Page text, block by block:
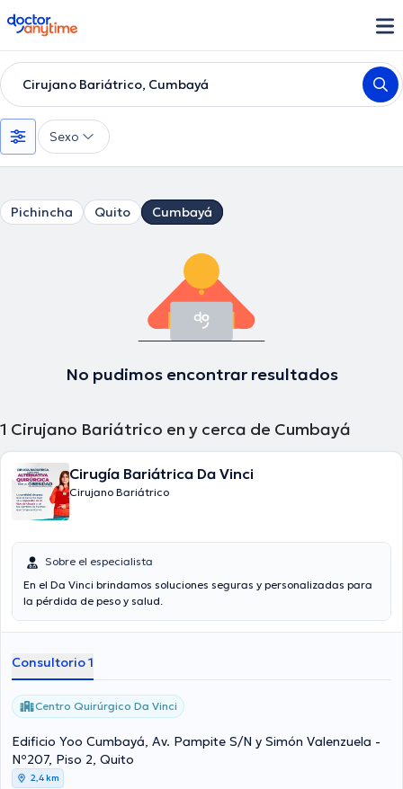
doctoranytime
Cirujano Bariátrico, Cumbayá
Sexo
Pichincha Quito Cumbayá
No pudimos encontrar resultados
1 Cirujano Bariátrico en y cerca de Cumbayá
Cirugía Bariátrica Da Vinci
Cirujano Bariátrico
Sobre el especialista
En el Da Vinci brindamos soluciones seguras y personalizadas para
la pérdida de peso y salud.
Consultorio 1
Centro Quirúrgico Da Vinci
Edificio Yoo Cumbayá, Av. Pampite S/N y Simón Valenzuela -
Nº207, Piso 2, Quito
2,4 km